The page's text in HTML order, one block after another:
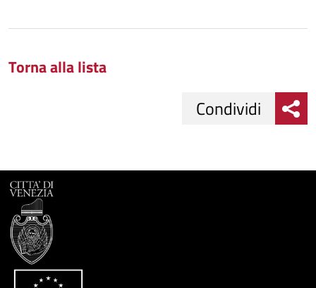
Torna alla lista
su
Condividi
Condividi